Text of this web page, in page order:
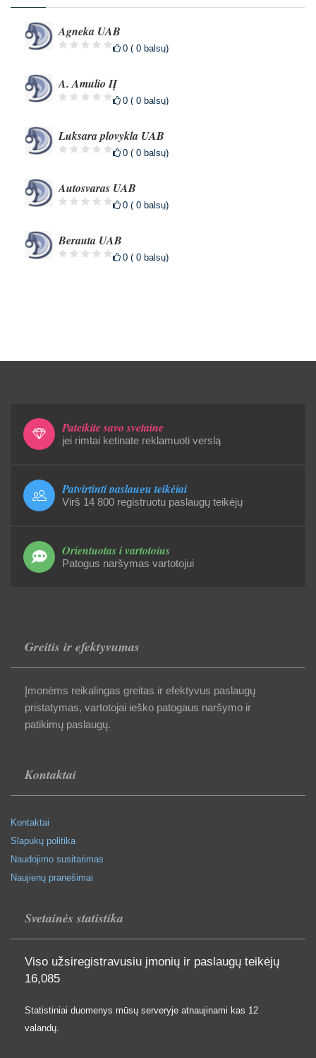
Agneka UAB
0 ( 0 balsų)
A. Amulio IĮ
0 ( 0 balsų)
Luksara plovykla UAB
0 ( 0 balsų)
Autosvaras UAB
0 ( 0 balsų)
Berauta UAB
0 ( 0 balsų)
Pateikite savo svetainę
jei rimtai ketinate reklamuoti verslą
Patvirtinti paslaugų teikėjai
Virš 14 800 registruotu paslaugų teikėjų
Orientuotas į vartotojus
Patogus naršymas vartotojui
Greitis ir efektyvumas
Įmonėms reikalingas greitas ir efektyvus paslaugų
pristatymas, vartotojai ieško patogaus naršymo ir
patikimų paslaugų.
Kontaktai
Kontaktai
Slapukų politika
Naudojimo susitarimas
Naujienų pranešimai
Svetainės statistika
Viso užsiregistravusiu įmonių ir paslaugų teikėjų
16,085
Statistiniai duomenys mūsų serveryje atnaujinami kas 12
valandų.